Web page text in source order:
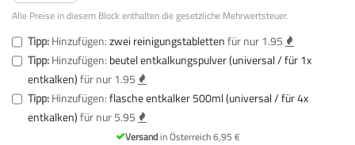
Alle Preise in diesem Block enthalten die gesetzliche Mehrwertsteuer.
Tipp:Hinzufügen:zwei reinigungstablettenfür nur 1.95
Tipp:Hinzufügen: beutel entkalkungspulver (universal / für 1x
entkalken)für nur 1.95
Tipp:Hinzufügen:flasche entkalker 500ml (universal / für 4x
entkalken)für nur 5.95
Versandin Österreich 6,95 €